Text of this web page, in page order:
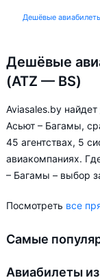
Дешёвые
Дешёвые
(ATZ — BS)
Aviasales.by
Асьют – Багамы,
45 агентствах, 5
авиакомпаниях.
– Багамы – выбор
Посмотреть все
Самые
Авиабилеты